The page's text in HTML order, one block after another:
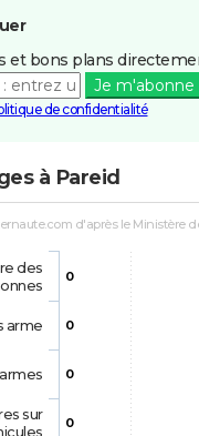
et bons plans
Je m'abonne
de confidentialité
à Pareid
d'après le Ministère
0
0
0
0
des
arme
sur